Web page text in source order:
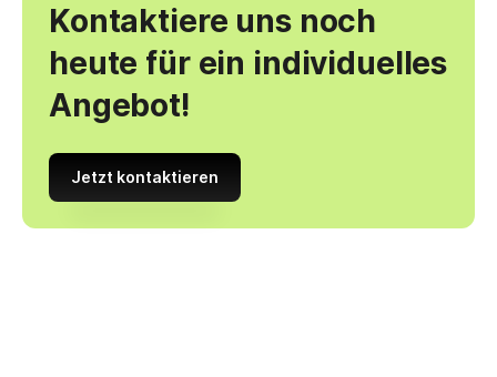
Kontaktiere uns noch
heute für ein individuelles
Angebot!
Jetzt kontaktieren